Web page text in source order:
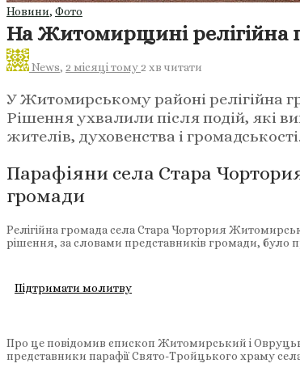
Новини, Фото
На Житомирщині релігійна
News, 2 місяці тому 2 хв читати
У Житомирському районі релігійна
Рішення ухвалили після подій, які
жителів, духовенства і громадськості.
Парафіяни села Стара
громади
Релігійна громада села Стара Чортория
рішення, за словами представників громади, було
Підтримати молитву
Про це повідомив єпископ Житомирський і
представники парафії Свято-Тройцького храму